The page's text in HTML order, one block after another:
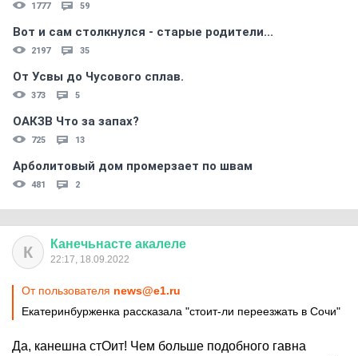
1777 59
Вот и сам столкнулся - старые родители...
2197 35
От Усвы до Чусового сплав.
373 5
ОАКЗВ Что за запах?
725 13
Арболитовый дом промерзает по швам
481 2
К Канечьнасте акалеле
22:17, 18.09.2022
От пользователя news@e1.ru
Екатеринбурженка рассказала "стоит-ли переезжать в Сочи"
Да, канешна стОит! Чем больше подобного гавна